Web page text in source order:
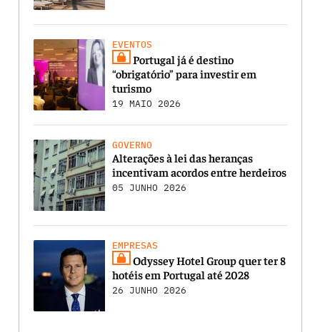
EVENTOS
Portugal já é destino
“obrigatório” para investir em
turismo
19 MAIO 2026
GOVERNO
Alterações à lei das heranças
incentivam acordos entre herdeiros
05 JUNHO 2026
EMPRESAS
Odyssey Hotel Group quer ter 8
hotéis em Portugal até 2028
26 JUNHO 2026